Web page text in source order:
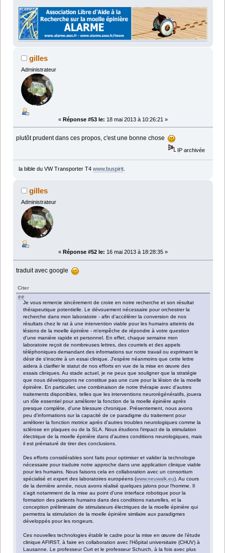
gilles
Administrateur
« Réponse #53 le: 18 mai 2013 à 10:26:21 »
plutôt prudent dans ces propos, c'est une bonne chose
IP archivée
la bible du VW Transporter T4 www.buspirit.
gilles
Administrateur
« Réponse #52 le: 16 mai 2013 à 18:28:35 »
traduit avec google
Citer
Je vous remercie sincèrement de croire en notre recherche et son résultat
thérapeutique potentielle. Le dévouement nécessaire pour orchestrer la
recherche dans mon laboratoire - afin d'accélérer la conversion de nos
résultats chez le rat à une intervention viable pour les humains atteints de
lésions de la moelle épinière - m'empêche de répondre à votre question
d'une manière rapide et personnel. En effet, chaque semaine mon
laboratoire reçoit de nombreuses lettres, des courriels et des appels
téléphoniques demandant des informations sur notre travail ou exprimant le
désir de s'inscrire à un essai clinique. J'espère néanmoins que cette lettre
aidera à clarifier le statut de nos efforts en vue de la mise en œuvre des
essais cliniques. Au stade actuel, je ne peux que souligner que la stratégie
que nous développons ne constitue pas une cure pour la lésion de la moelle
épinière. En particulier, une combinaison de notre thérapie avec d'autres
traitements disponibles, telles que les interventions neurorégénératifs, jouera
un rôle essentiel pour améliorer la fonction de la moelle épinière après
presque complète, d'une blessure chronique. Présentement, nous avons
peu d'informations sur la capacité de ce paradigme du traitement pour
améliorer la fonction motrice après d'autres troubles neurologiques comme la
sclérose en plaques ou de la SLA. Nous étudions l'impact de la stimulation
électrique de la moelle épinière dans d'autres conditions neurologiques, mais
il est prématuré de tirer des conclusions.
Des efforts considérables sont faits pour optimiser et valider la technologie
nécessaire pour traduire notre approche dans une application clinique viable
pour les humains. Nous faisons cela en collaboration avec un consortium
spécialisé et expert des laboratoires européens (www.neuwalk.eu). Au cours
de la dernière année, nous avons réalisé quelques jalons pour l'homme. Il
s'agit notamment de la mise au point d'une interface robotique pour la
formation des patients humains dans des conditions naturelles, et la
conception préliminaire de stimulateurs électriques de la moelle épinière qui
permettra la stimulation de la moelle épinière similaire aux paradigmes
développés pour les rongeurs.
Ces nouvelles technologies établir le cadre pour la mise en œuvre de l'étude
clinique AFIRST, à faire en collaboration avec l'Hôpital universitaire (CHUV) à
Lausanne. Le professeur Curt et le professeur Schurch, à la fois avec plus